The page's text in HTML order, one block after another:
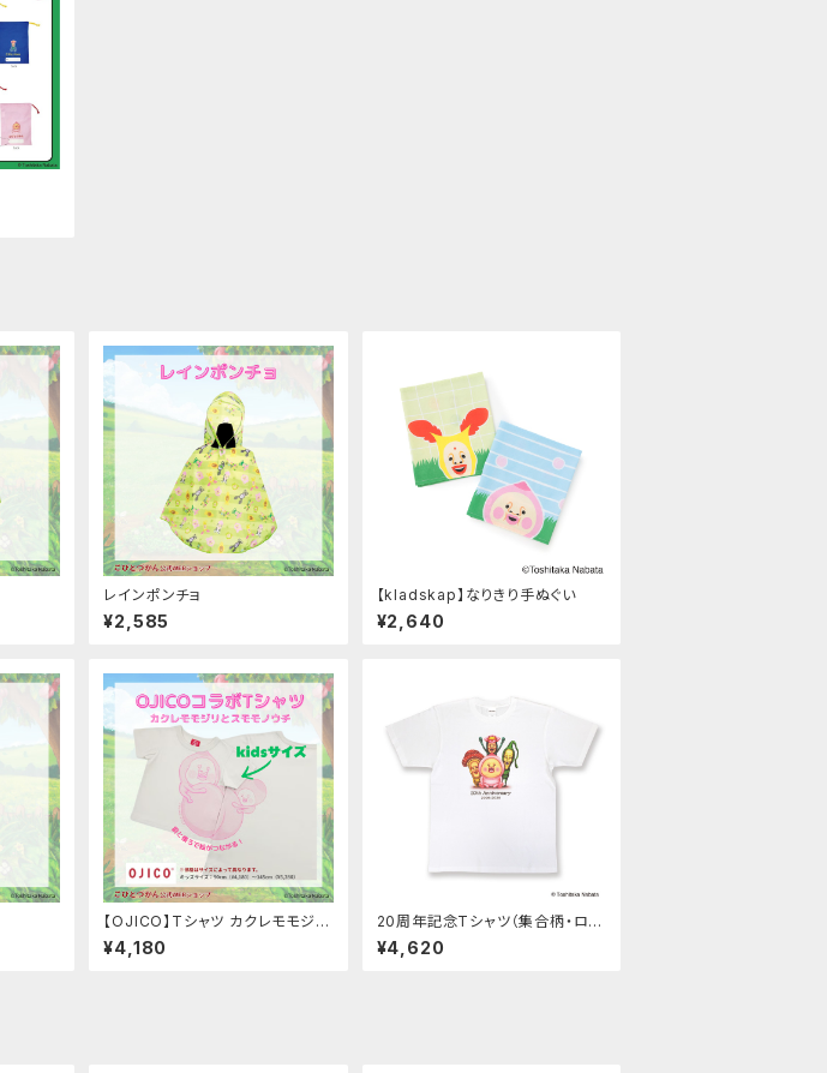
レインポンチョ
¥2,585
【kladskap】なりきり手ぬぐい
¥2,640
【OJICO】Tシャツ カクレモモジリ
とスモモノウチ（キッズサイズ）※サ
イズ別価格
¥4,180
20周年記念Tシャツ（集合柄・ロゴ
柄）
¥4,620